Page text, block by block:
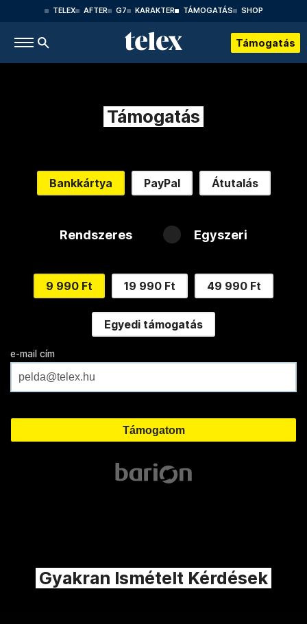
TELEX AFTER G7 KARAKTER TÁMOGATÁS SHOP
Támogatás
Támogatás
Bankkártya PayPal Átutalás
Rendszeres Egyszeri
9 990 Ft 19 990 Ft 49 990 Ft
Egyedi támogatás
e-mail cím
Gyakran Ismételt Kérdések